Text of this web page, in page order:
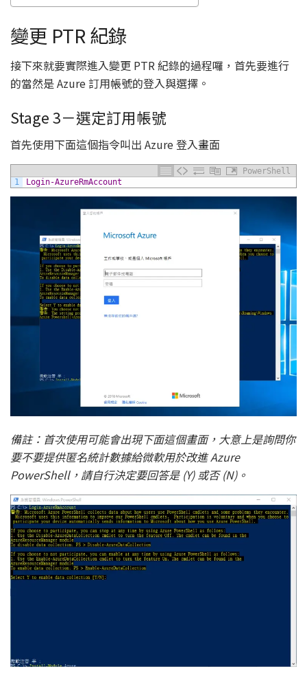
變更 PTR 紀錄
接下來就要實際進入變更 PTR 紀錄的過程囉，首先要進行
的當然是 Azure 訂用帳號的登入與選擇。
Stage 3－選定訂用帳號
首先使用下面這個指令叫出 Azure 登入畫面
PowerShell
1
Login-AzureRmAccount
備註：首次使用可能會出現下面這個畫面，大意上是詢問你
要不要提供匿名統計數據給微軟用於改進 Azure
PowerShell，請自行決定要回答是 (Y) 或否 (N)。